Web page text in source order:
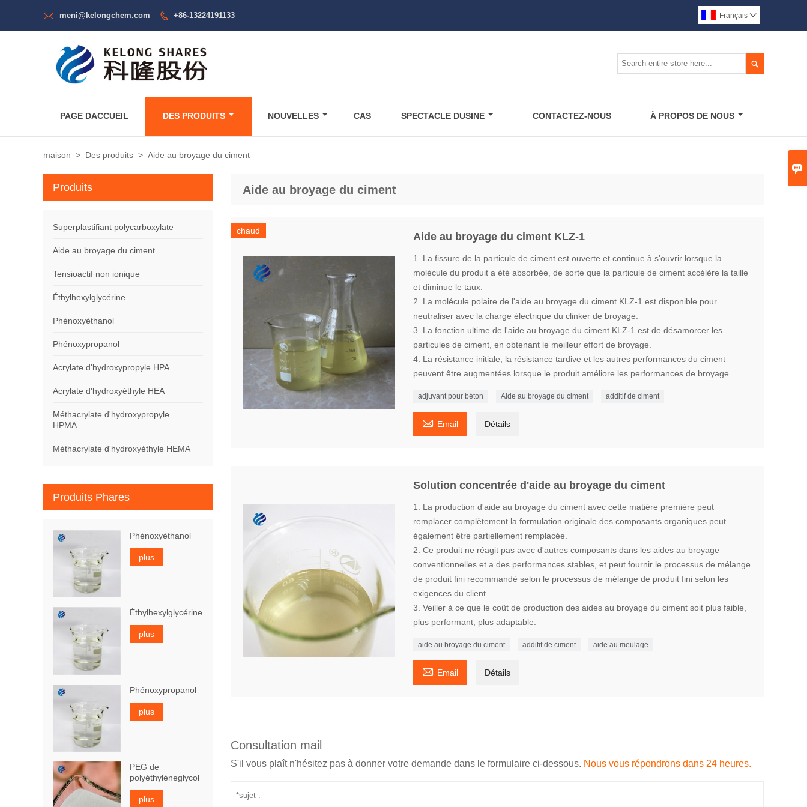

 meni@kelongchem.com  +86-13224191133 Français 

PAGE DACCUEIL DES PRODUITS NOUVELLES CAS SPECTACLE DUSINE CONTACTEZ-NOUS À PROPOS DE NOUS
maison > Des produits > Aide au broyage du ciment
Aide au broyage du ciment
chaud Aide au broyage du ciment KLZ-1
1. La fissure de la particule de ciment est ouverte et continue à s'ouvrir lorsque la
molécule du produit a été absorbée, de sorte que la particule de ciment accélère la taille
et diminue le taux.
2. La molécule polaire de l'aide au broyage du ciment KLZ-1 est disponible pour
neutraliser avec la charge électrique du clinker de broyage.
3. La fonction ultime de l'aide au broyage du ciment KLZ-1 est de désamorcer les
particules de ciment, en obtenant le meilleur effort de broyage.
4. La résistance initiale, la résistance tardive et les autres performances du ciment
peuvent être augmentées lorsque le produit améliore les performances de broyage.
adjuvant pour béton Aide au broyage du ciment additif de ciment
 Email Détails
Solution concentrée d'aide au broyage du ciment
1. La production d'aide au broyage du ciment avec cette matière première peut
remplacer complètement la formulation originale des composants organiques peut
également être partiellement remplacée.
2. Ce produit ne réagit pas avec d'autres composants dans les aides au broyage
conventionnelles et a des performances stables, et peut fournir le processus de mélange
de produit fini recommandé selon le processus de mélange de produit fini selon les
exigences du client.
3. Veiller à ce que le coût de production des aides au broyage du ciment soit plus faible,
plus performant, plus adaptable.
aide au broyage du ciment additif de ciment aide au meulage
 Email Détails
Consultation mail
S'il vous plaît n'hésitez pas à donner votre demande dans le formulaire ci-dessous. Nous vous répondrons dans 24 heures.
Produits
Superplastifiant polycarboxylate
Aide au broyage du ciment
Tensioactif non ionique
Éthylhexylglycérine
Phénoxyéthanol
Phénoxypropanol
Acrylate d'hydroxypropyle HPA
Acrylate d'hydroxyéthyle HEA
Méthacrylate d'hydroxypropyle
HPMA
Méthacrylate d'hydroxyéthyle HEMA
Produits Phares
Phénoxyéthanol
plus
Éthylhexylglycérine
plus
Phénoxypropanol
plus
PEG de
polyéthylèneglycol
plus